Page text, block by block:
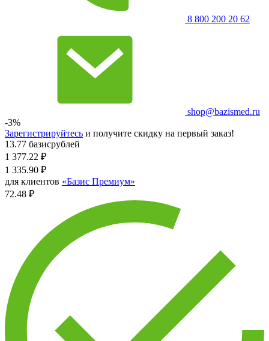
8 800 200 20 62
shop@bazismed.ru
-3%
Зарегистрируйтесь и получите скидку на первый заказ!
13.77 базисрублей
1 377.22 ₽
1 335.90 ₽
для клиентов «Базис Премиум»
72.48 ₽